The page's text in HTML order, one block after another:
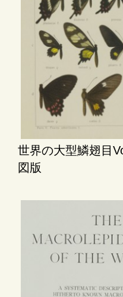
世界の大型鱗翅目
図版